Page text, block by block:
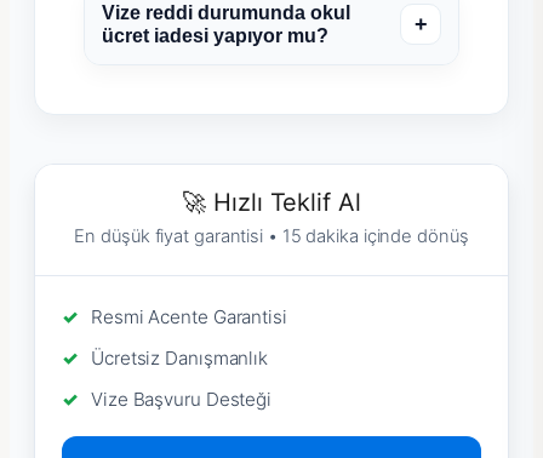
Vize reddi durumunda okul
ücret iadesi yapıyor mu?
+
🚀 Hızlı Teklif Al
En düşük fiyat garantisi • 15 dakika içinde dönüş
Resmi Acente Garantisi
Ücretsiz Danışmanlık
Vize Başvuru Desteği